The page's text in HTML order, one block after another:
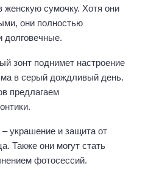
женскую сумочку. Хотя они
они полностью
долговечные.
зонт поднимет настроение
в серый дождливый день.
предлагаем
– украшение и защита от
Также они могут стать
фотосессий.